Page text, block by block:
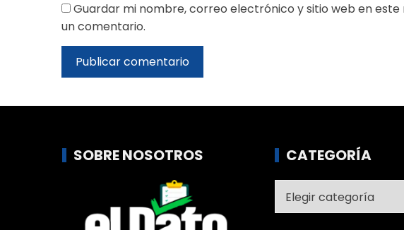
Guardar mi nombre, correo electrónico y sitio web en
un comentario.
SOBRE NOSOTROS CATEGORÍA